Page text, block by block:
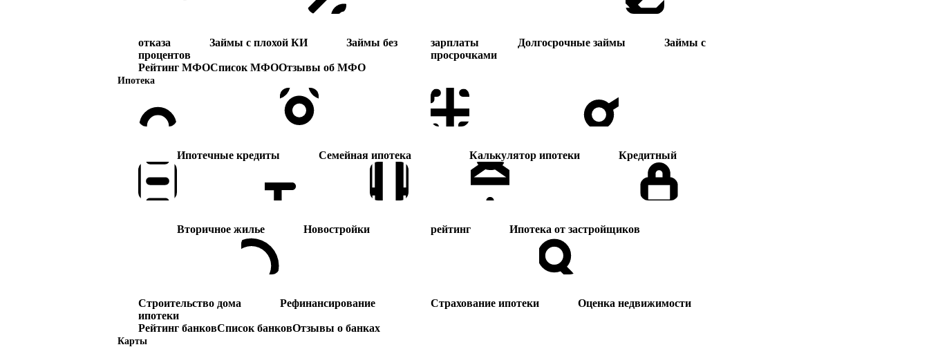
отказа Займы с плохой КИ
Займы без
процентов
зарплаты Долгосрочные займы
Займы с
просрочками
Рейтинг МФОСписок МФООтзывы об МФО
Ипотека
Ипотечные кредиты Семейная ипотека
Вторичное жилье Новостройки
Строительство дома
Рефинансирование
ипотеки
Калькулятор ипотеки Кредитный
рейтинг Ипотека от застройщиков
Страхование ипотеки Оценка недвижимости
Рейтинг банковСписок банковОтзывы о банках
Карты